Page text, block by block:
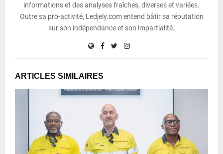
informations et des analyses fraîches, diverses et variées.
Outre sa pro-activité, Ledjely.com entend bâtir sa réputation
sur son indépendance et son impartialité.
ARTICLES SIMILAIRES